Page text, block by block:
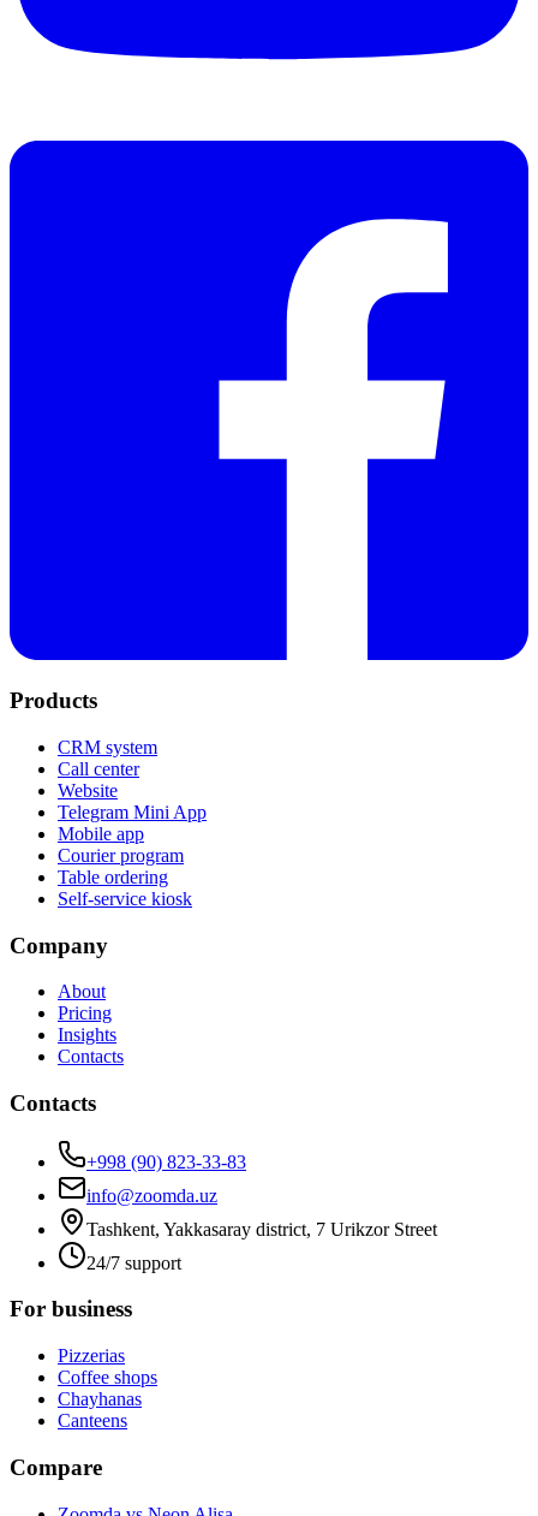
Products
CRM system
Call center
Website
Telegram Mini App
Mobile app
Courier program
Table ordering
Self-service kiosk
Company
About
Pricing
Insights
Contacts
Contacts
+998 (90) 823-33-83
info@zoomda.uz
Tashkent, Yakkasaray district, 7 Urikzor Street
24/7 support
For business
Pizzerias
Coffee shops
Chayhanas
Canteens
Compare